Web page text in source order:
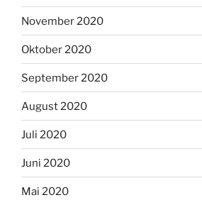
November 2020
Oktober 2020
September 2020
August 2020
Juli 2020
Juni 2020
Mai 2020